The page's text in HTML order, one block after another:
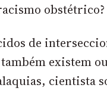
obstétrico?
de
existem
cientista